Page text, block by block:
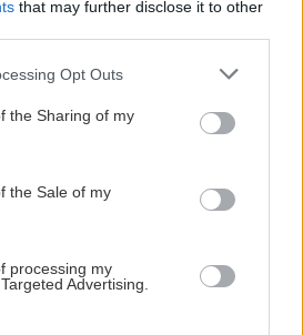
that may further disclose it to other
app uses one or more Google
usage behaviour. You may click to
Google and its third-party tags to
specified purposes in below Google
Opt Outs
the Sharing of my
the Sale of my
processing my
Advertising.
δημιουργών. Το παλάτι